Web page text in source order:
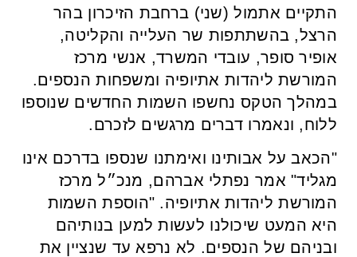
התקיים אתמול (שני) ברחבת הזיכרון בהר
הרצל, בהשתתפות שר העלייה והקליטה,
אופיר סופר, עובדי המשרד, אנשי מרכז
המורשת ליהדות אתיופיה ומשפחות הנספים.
במהלך הטקס נחשפו השמות החדשים שנוספו
ללוח, ונאמרו דברים מרגשים לזכרם.
"הכאב על אבותינו ואימתנו שנספו בדרכם אינו
מגליד" אמר נפתלי אברהם, מנכ״ל מרכז
המורשת ליהדות אתיופיה. "הוספת השמות
היא המעט שיכולנו לעשות למען בנותיהם
ובניהם של הנספים. לא נרפא עד שנציין את